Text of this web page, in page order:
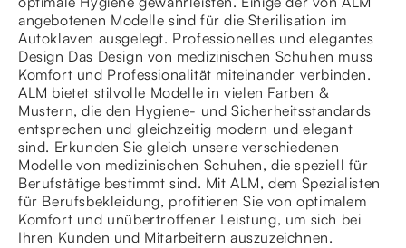
angebotenen Modelle sind für die Sterilisation im
Autoklaven ausgelegt. Professionelles und elegantes
Design Das Design von medizinischen Schuhen muss
Komfort und Professionalität miteinander verbinden.
ALM bietet stilvolle Modelle in vielen Farben &
Mustern, die den Hygiene- und Sicherheitsstandards
entsprechen und gleichzeitig modern und elegant
sind. Erkunden Sie gleich unsere verschiedenen
Modelle von medizinischen Schuhen, die speziell für
Berufstätige bestimmt sind. Mit ALM, dem Spezialisten
für Berufsbekleidung, profitieren Sie von optimalem
Komfort und unübertroffener Leistung, um sich bei
Ihren Kunden und Mitarbeitern auszuzeichnen.